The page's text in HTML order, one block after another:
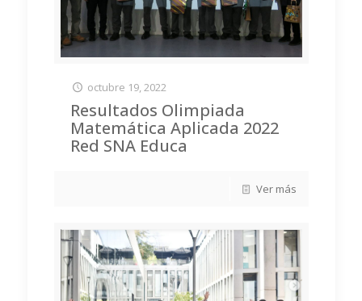
octubre 19, 2022
Resultados Olimpiada
Matemática Aplicada 2022
Red SNA Educa
Ver más